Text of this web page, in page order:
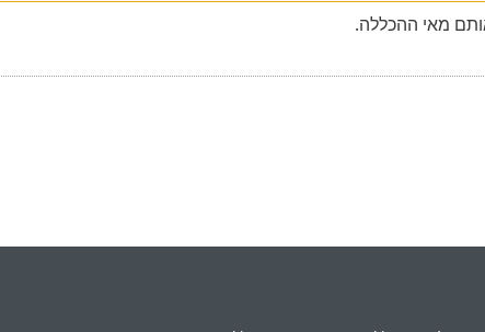
מאי ההכללה.